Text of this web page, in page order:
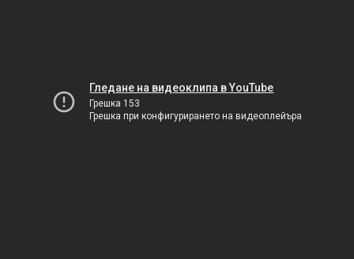
Гледане на видеоклипа в YouTube
Грешка 153
Грешка при конфигурирането на видеоплейъра